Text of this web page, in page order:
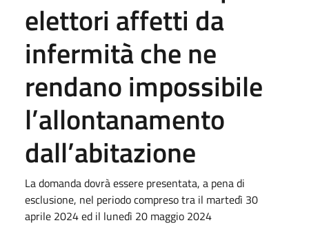
elettori affetti da
infermità che ne
rendano impossibile
l’allontanamento
dall’abitazione
La domanda dovrà essere presentata, a pena di
esclusione, nel periodo compreso tra il martedì 30
aprile 2024 ed il lunedì 20 maggio 2024